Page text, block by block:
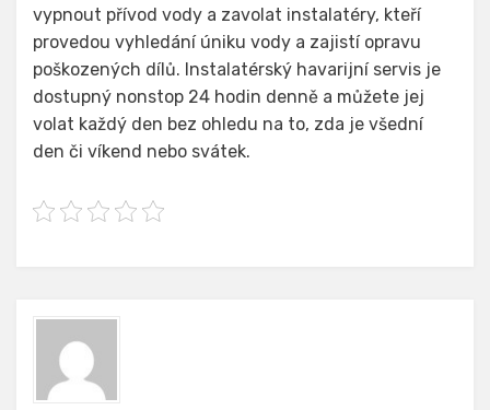
vypnout přívod vody a zavolat instalatéry, kteří
provedou vyhledání úniku vody a zajistí opravu
poškozených dílů. Instalatérský havarijní servis je
dostupný nonstop 24 hodin denně a můžete jej
volat každý den bez ohledu na to, zda je všední
den či víkend nebo svátek.